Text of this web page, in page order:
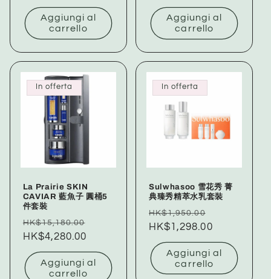
listino
Aggiungi al
carrello
listino
Aggiungi al
carrello
In offerta
La Prairie SKIN
CAVIAR 藍魚子 圓桶5
件套裝
Prezzo
di
listino
HK$15,180.00
HK$4,280.00
Aggiungi al
carrello
In offerta
Sulwhasoo 雪花秀 菁
典臻秀精萃水乳套裝
Prezzo
di
listino
HK$1,950.00
scontato
HK$1,298.00
Aggiungi al
carrello